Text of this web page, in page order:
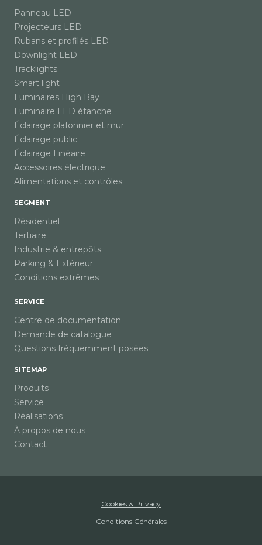
Panneau LED
Projecteurs LED
Rubans et profilés LED
Downlight LED
Tracklights
Smart light
Luminaires High Bay
Luminaire LED étanche
Éclairage plafonnier et mur
Éclairage public
Éclairage Linéaire
Accessoires électrique
Alimentations et contrôles
SEGMENT
Résidentiel
Tertiaire
Industrie & entrepôts
Parking & Extérieur
Conditions extrêmes
SERVICE
Centre de documentation
Demande de catalogue
Questions fréquemment posées
SITEMAP
Produits
Service
Réalisations
À propos de nous
Contact
Cookies & Privacy
Conditions Générales